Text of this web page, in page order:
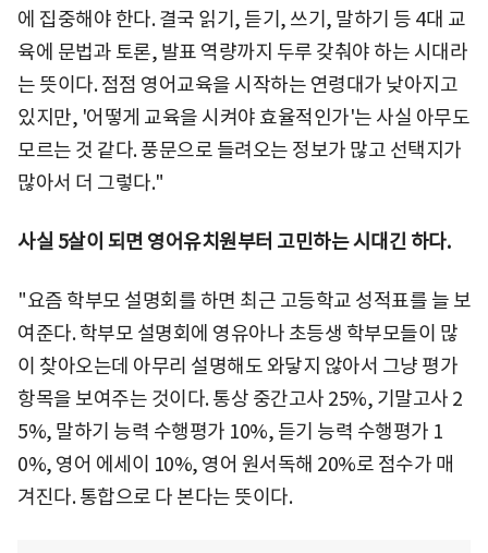
에 집중해야 한다. 결국 읽기, 듣기, 쓰기, 말하기 등 4대 교
육에 문법과 토론, 발표 역량까지 두루 갖춰야 하는 시대라
는 뜻이다. 점점 영어교육을 시작하는 연령대가 낮아지고
있지만, '어떻게 교육을 시켜야 효율적인가'는 사실 아무도
모르는 것 같다. 풍문으로 들려오는 정보가 많고 선택지가
많아서 더 그렇다."
사실 5살이 되면 영어유치원부터 고민하는 시대긴 하다.
"요즘 학부모 설명회를 하면 최근 고등학교 성적표를 늘 보
여준다. 학부모 설명회에 영유아나 초등생 학부모들이 많
이 찾아오는데 아무리 설명해도 와닿지 않아서 그냥 평가
항목을 보여주는 것이다. 통상 중간고사 25%, 기말고사 2
5%, 말하기 능력 수행평가 10%, 듣기 능력 수행평가 1
0%, 영어 에세이 10%, 영어 원서독해 20%로 점수가 매
겨진다. 통합으로 다 본다는 뜻이다.